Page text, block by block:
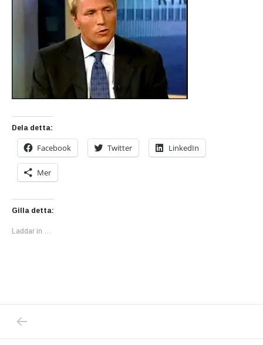
Dela detta:
Facebook Twitter LinkedIn
Mer
Gilla detta:
Laddar in …
Inläggsnavigering